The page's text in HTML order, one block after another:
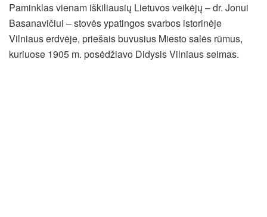
Paminklas vienam iškiliausių Lietuvos veikėjų – dr. Jonui
Basanavičiui – stovės ypatingos svarbos istorinėje
Vilniaus erdvėje, priešais buvusius Miesto salės rūmus,
kuriuose 1905 m. posėdžiavo Didysis Vilniaus seimas.